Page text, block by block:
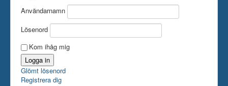
Användarnamn
Lösenord
Kom ihåg mig
Glömt lösenord
Registrera dig